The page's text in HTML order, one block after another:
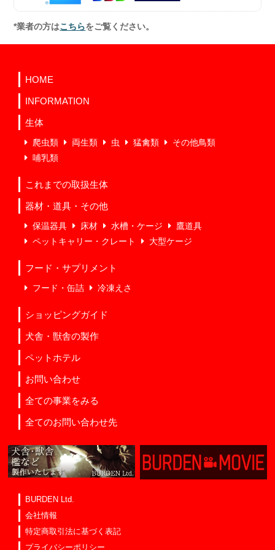
*業者の方はこちらをご覧ください。
HOME
INFORMATION
生体
爬虫類 両生類 虫 猛禽類
その他鳥類
哺乳類
これまでの取扱生体
器材・道具・その他
保温器具 床材 水槽・ケージ
鷹道具
ペットキャリー・クレート
大型ケージ
フード・サプリメント
フード・缶詰 冷凍えさ
ショッピングガイド
犬舎・獣舎の製作
ペットホテル
お問い合わせ
全ての事業をみる
全てのお問い合わせ先
BURDEN Ltd.
会社情報
特定商取引法に基づく表記
プライバシーポリシー